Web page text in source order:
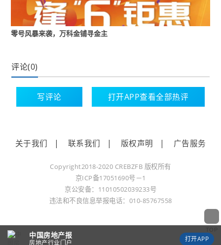
相比之下，万科股票虽下跌幅度不大，但据wind显示，
近一年时间，万科市值已经蒸发超500亿元，股价创近
此前，有市场消息称，万科或将通过“市场化方式”处理
市场人士看来，浦发银行此次召集持有人会议，被视为
汇生国际资本总裁黄立冲在接受中国房地产报记者采访
议，本质上就是在启动一笔中期票据的市场化重组程
序，但目前只是“程序开启”而不是“方案落地”。
黄立冲进一步分析称，通过召开持有人会议讨论展期，
而不是行政命令强制展期，形式上符合监管一贯强调的
“市场化、法治化”路径。可以说，这是市场化处理万科
零号风暴来袭，万科金铺寻金主
评论(0)
写评论 打开APP查看全部热评
关于我们 | 联系我们 | 版权声明 | 广告服务
Copyright2018-2020 CREBZFB 版权所有
京ICP备17051690号－1
京公安备：11010502039233号
违法和不良信息举报电话：010-85767558
中国房地产报
房地产行业门户 打开APP